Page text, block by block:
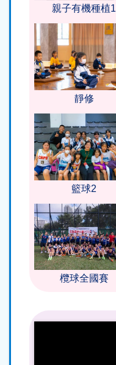
親子有機種植1
靜修
籃球2
欖球全國賽